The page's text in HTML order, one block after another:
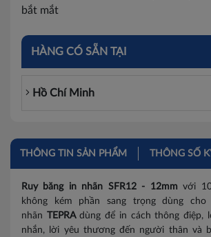
bắt mắt
HÀNG CÓ SẴN TẠI
Hồ Chí Minh
THÔNG TIN SẢN PHẨM THÔNG SỐ
Ruy băng in nhãn SFR12 - 12mm với
không kém phần sang trọng dùng
nhãn
TEPRAdùng để in cách thông điệp,
nhắn, lời yêu thương đến người thân và